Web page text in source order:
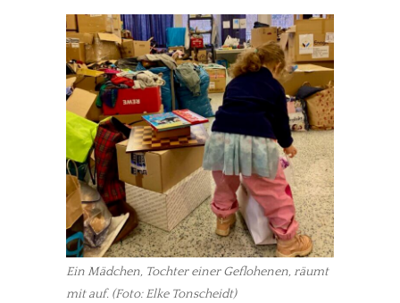
Ein Mädchen, Tochter einer Geflohenen, räumt
mit auf. (Foto: Elke Tonscheidt)